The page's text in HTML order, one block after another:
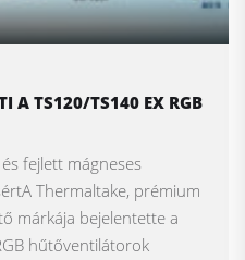
A TS120/TS140 EX RGB
fejlett mágneses
Thermaltake, prémium
márkája bejelentette a
hűtőventilátorok